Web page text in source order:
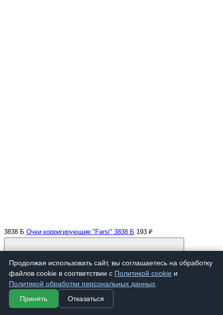
3838 Б Очки корригирующие "Farsi" 3838 Б 193 ₽
Продолжая использовать сайт, вы соглашаетесь на обработку
файлов cookie в соответствии с Политикой cookie и
Политикой обработки персональных данных
Принять
Отказаться